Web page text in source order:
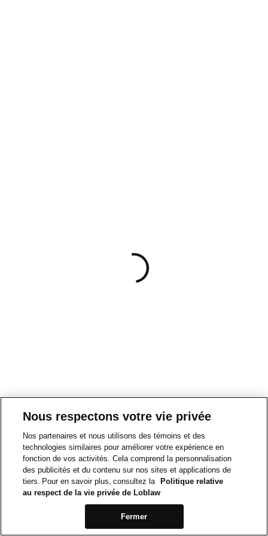
Nous respectons votre vie privée
Nos partenaires et nous utilisons des témoins et des
technologies similaires pour améliorer votre expérience en
fonction de vos activités. Cela comprend la personnalisation
des publicités et du contenu sur nos sites et applications de
tiers. Pour en savoir plus, consultez la
Politique relative
au respect de la vie privée de Loblaw
Fermer